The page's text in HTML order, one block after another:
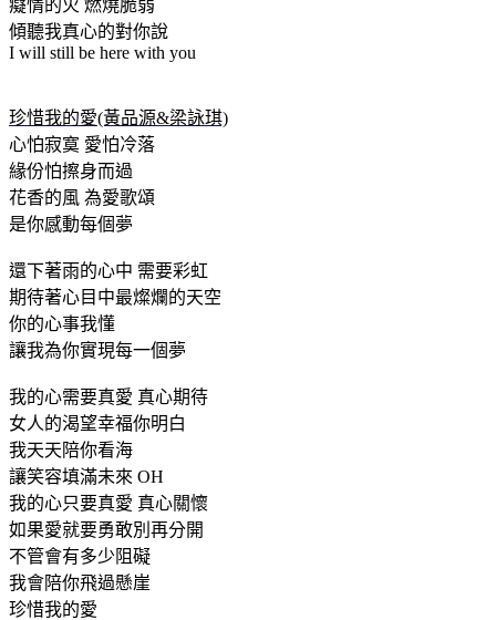
癡情的火 燃燒脆弱
傾聽我真心的對你說
I will still be here with you
珍惜我的愛(黃品源&梁詠琪)
心怕寂寞 愛怕冷落
緣份怕擦身而過
花香的風 為愛歌頌
是你感動每個夢
還下著雨的心中 需要彩虹
期待著心目中最燦爛的天空
你的心事我懂
讓我為你實現每一個夢
我的心需要真愛 真心期待
女人的渴望幸福你明白
我天天陪你看海
讓笑容填滿未來 OH
我的心只要真愛 真心關懷
如果愛就要勇敢別再分開
不管會有多少阻礙
我會陪你飛過懸崖
珍惜我的愛